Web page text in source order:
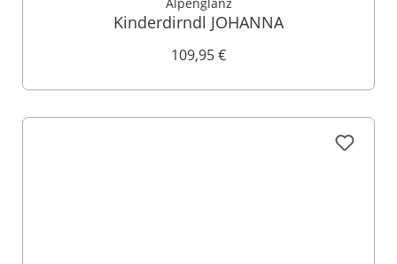
Kinderdirndl JOHANNA
109,95 €